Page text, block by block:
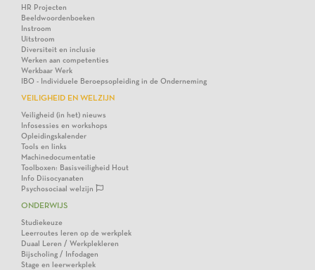
HR Projecten
Beeldwoordenboeken
Instroom
Uitstroom
Diversiteit en inclusie
Werken aan competenties
Werkbaar Werk
IBO - Individuele Beroepsopleiding in de Onderneming
VEILIGHEID EN WELZIJN
Veiligheid (in het) nieuws
Infosessies en workshops
Opleidingskalender
Tools en links
Machinedocumentatie
Toolboxen: Basisveiligheid Hout
Info Diisocyanaten
Psychosociaal welzijn
ONDERWIJS
Studiekeuze
Leerroutes leren op de werkplek
Duaal Leren / Werkplekleren
Bijscholing / Infodagen
Stage en leerwerkplek